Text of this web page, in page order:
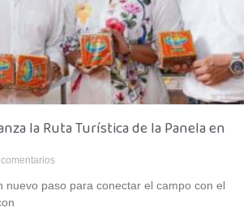
la Ruta Turística de la Panela en
nuevo paso para conectar el campo con el